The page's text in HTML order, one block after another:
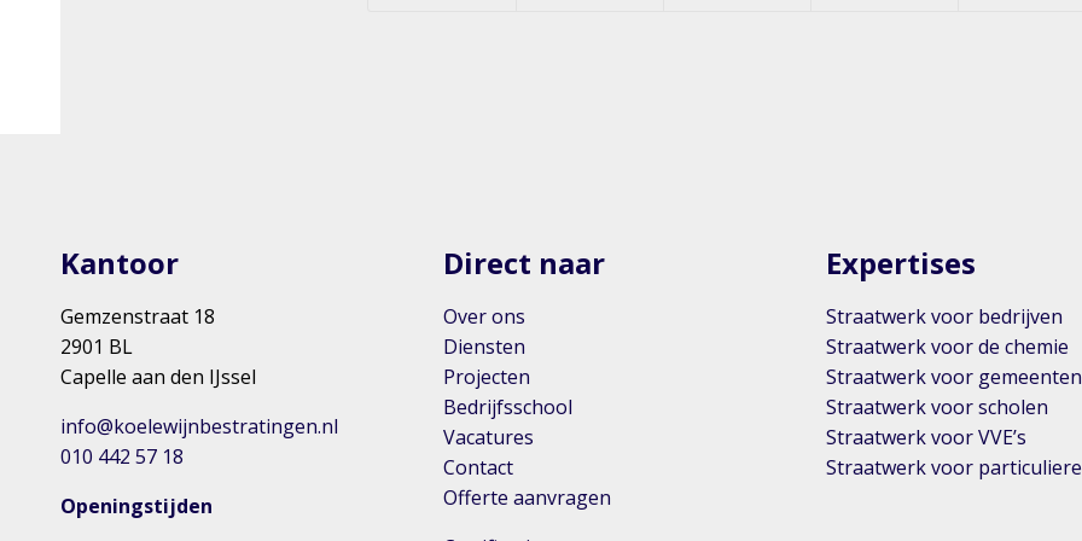
Kantoor
Gemzenstraat 18
2901 BL
Capelle aan den IJssel
info@koelewijnbestratingen.nl
010 442 57 18
Openingstijden
Direct naar
Over ons
Diensten
Projecten
Bedrijfsschool
Vacatures
Contact
Offerte aanvragen
Expertises
Straatwerk voor bedrijven
Straatwerk voor de chemie
Straatwerk voor gemeenten
Straatwerk voor scholen
Straatwerk voor VVE’s
Straatwerk voor